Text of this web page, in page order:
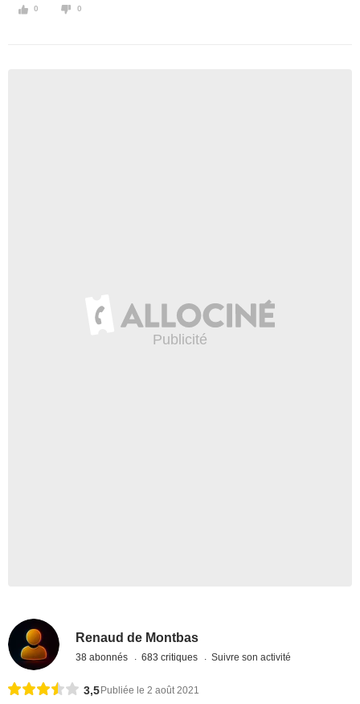
0 0
Renaud de Montbas
38 abonnés 683 critiques Suivre son activité
3,5 Publiée le 2 août 2021